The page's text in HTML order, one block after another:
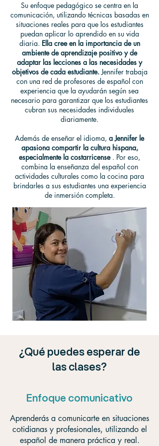
Su enfoque pedagógico se centra en la
comunicación, utilizando técnicas basadas en
situaciones reales para que los estudiantes
puedan aplicar lo aprendido en su vida
diaria. Ella cree en la importancia de un
ambiente de aprendizaje positivo y de
adaptar las lecciones a las necesidades y
objetivos de cada estudiante.Jennifer trabaja
con una red de profesores de español con
experiencia que la ayudarán según sea
necesario para garantizar que los estudiantes
cubran sus necesidades individuales
diariamente.
Además de enseñar el idioma, a Jennifer le
apasiona compartir la cultura hispana,
especialmente la costarricense. Por eso,
combina la enseñanza del español con
actividades culturales como la cocina para
brindarles a sus estudiantes una experiencia
de inmersión completa.
¿Qué puedes esperar de
las clases?
Enfoque comunicativo
Aprenderás a comunicarte en situaciones
cotidianas y profesionales, utilizando el
español de manera práctica y real.